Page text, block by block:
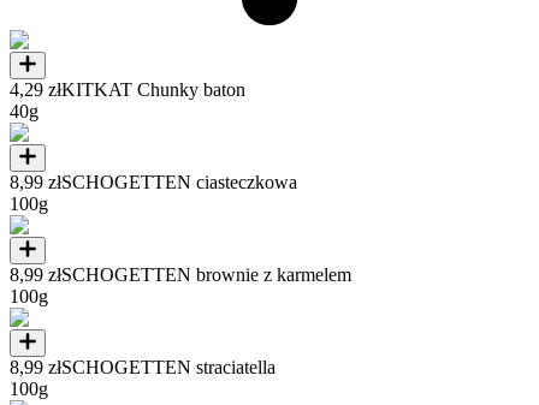
4,29 złKITKAT Chunky baton
40g
8,99 złSCHOGETTEN ciasteczkowa
100g
8,99 złSCHOGETTEN brownie z karmelem
100g
8,99 złSCHOGETTEN straciatella
100g